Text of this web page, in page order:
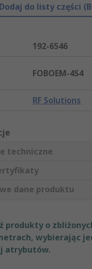
do listy części
192-6546
FOBOEM-4S4
RF Solutions
techniczne
dane produktu
produkty o
wybierając
atrybutów.